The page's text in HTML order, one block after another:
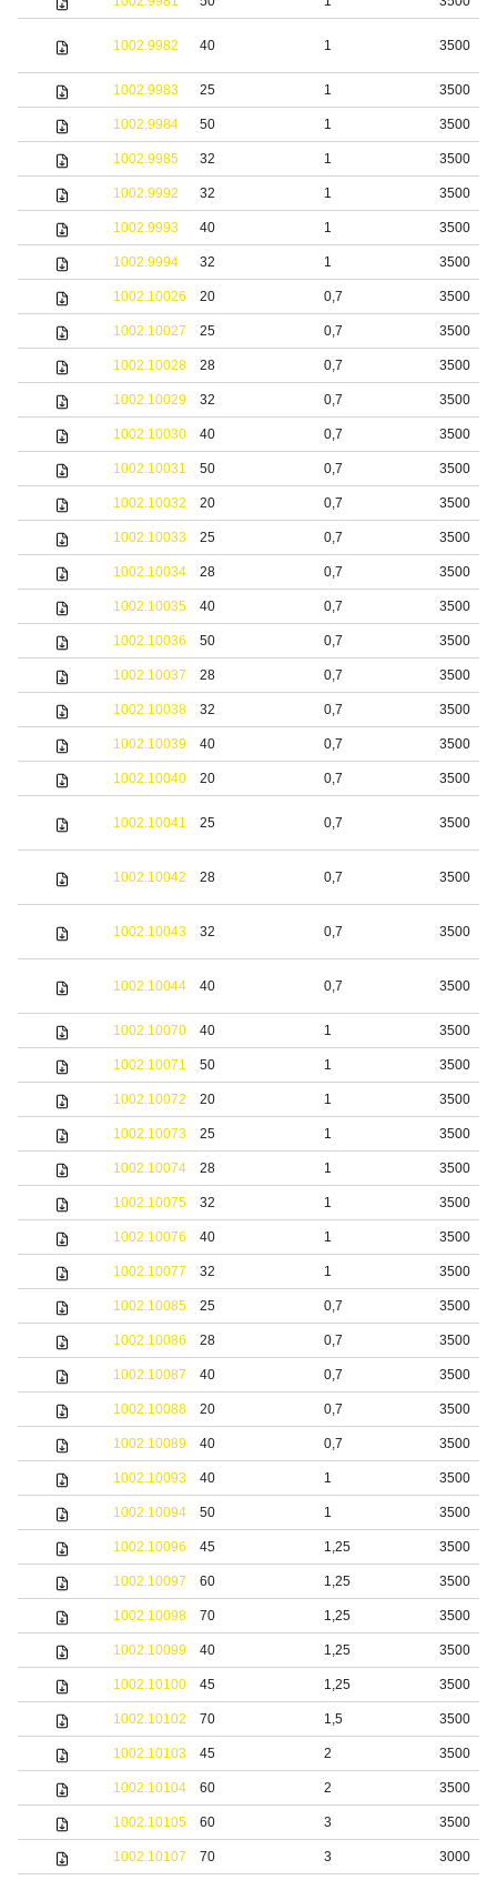
1002.9982 40 1 3500
1002.9983 25 1 3500
1002.9984 50 1 3500
1002.9985 32 1 3500
1002.9992 32 1 3500
1002.9993 40 1 3500
1002.9994 32 1 3500
1002.10026 20 0,7 3500
1002.10027 25 0,7 3500
1002.10028 28 0,7 3500
1002.10029 32 0,7 3500
1002.10030 40 0,7 3500
1002.10031 50 0,7 3500
1002.10032 20 0,7 3500
1002.10033 25 0,7 3500
1002.10034 28 0,7 3500
1002.10035 40 0,7 3500
1002.10036 50 0,7 3500
1002.10037 28 0,7 3500
1002.10038 32 0,7 3500
1002.10039 40 0,7 3500
1002.10040 20 0,7 3500
1002.10041 25 0,7 3500
1002.10042 28 0,7 3500
1002.10043 32 0,7 3500
1002.10044 40 0,7 3500
1002.10070 40 1 3500
1002.10071 50 1 3500
1002.10072 20 1 3500
1002.10073 25 1 3500
1002.10074 28 1 3500
1002.10075 32 1 3500
1002.10076 40 1 3500
1002.10077 32 1 3500
1002.10085 25 0,7 3500
1002.10086 28 0,7 3500
1002.10087 40 0,7 3500
1002.10088 20 0,7 3500
1002.10089 40 0,7 3500
1002.10093 40 1 3500
1002.10094 50 1 3500
1002.10096 45 1,25 3500
1002.10097 60 1,25 3500
1002.10098 70 1,25 3500
1002.10099 40 1,25 3500
1002.10100 45 1,25 3500
1002.10102 70 1,5 3500
1002.10103 45 2 3500
1002.10104 60 2 3500
1002.10105 60 3 3500
1002.10107 70 3 3000